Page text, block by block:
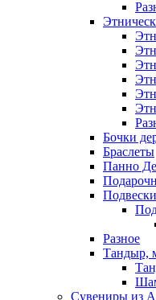
Бочки
Браслеты
Панно
Подвески
Разное
Тандыр,
Сувениры из